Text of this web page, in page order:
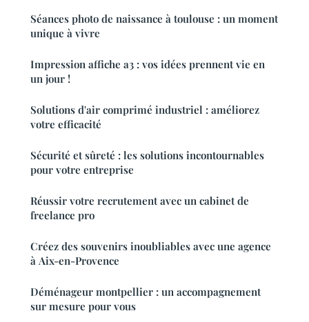
Séances photo de naissance à toulouse : un moment
unique à vivre
Impression affiche a3 : vos idées prennent vie en
un jour !
Solutions d'air comprimé industriel : améliorez
votre efficacité
Sécurité et sûreté : les solutions incontournables
pour votre entreprise
Réussir votre recrutement avec un cabinet de
freelance pro
Créez des souvenirs inoubliables avec une agence
à Aix-en-Provence
Déménageur montpellier : un accompagnement
sur mesure pour vous